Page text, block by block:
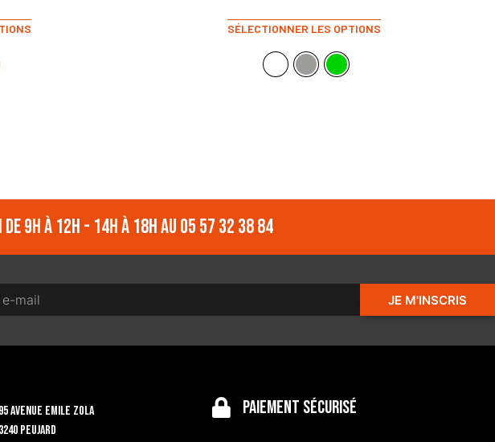
SÉLECTIONNER LES OPTIONS
9h à 12h - 14h à 18h au 05 57 32 38 84
JE M'INSCRIS
Avenue Emile Zola
Peujard
Paiement sécurisé